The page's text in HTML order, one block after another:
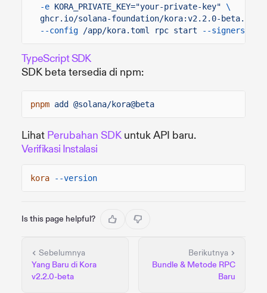
-e KORA_PRIVATE_KEY="your-private-key" \
ghcr.io/solana-foundation/kora:v2.2.0-beta.7
--config
/app/kora.toml rpc start --signers-
TypeScript SDK
SDK beta tersedia di npm:
pnpm add @solana/kora@beta
Lihat Perubahan SDKuntuk API baru.
Verifikasi Instalasi
kora --version
Is this page helpful?
Sebelumnya
Yang Baru di Kora
v2.2.0-beta
Berikutnya
Bundle & Metode RPC
Baru